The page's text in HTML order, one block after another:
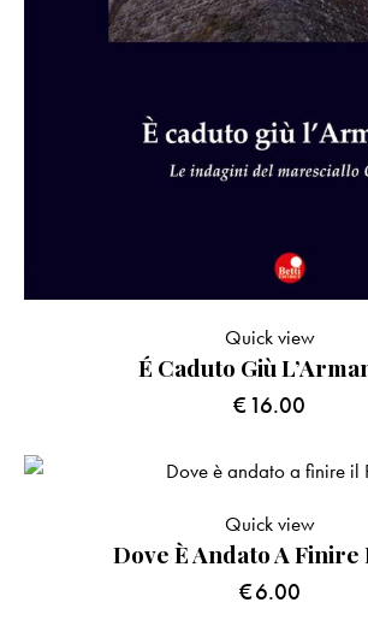
É Caduto Giù
€16.00
Quick view
Dove È Andato A Finire
€6.00
Quick view